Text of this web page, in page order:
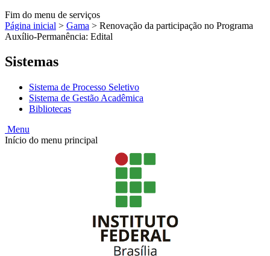
Fim do menu de serviços
Página inicial > Gama > Renovação da participação no Programa
Auxílio-Permanência: Edital
Sistemas
Sistema de Processo Seletivo
Sistema de Gestão Acadêmica
Bibliotecas
Menu
Início do menu principal